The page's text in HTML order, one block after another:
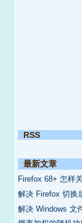
RSS
最新文章
Firefox 68+ 怎样
解决 Firefox 切换
解决 Windows 文